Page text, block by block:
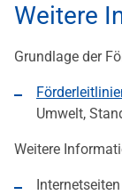
Weitere
Grundlage der
Umwelt,
Weitere